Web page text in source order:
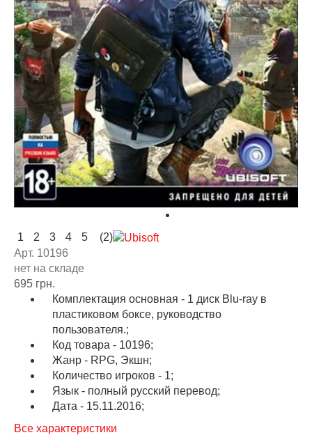
1 2 3 4 5
(2)
Арт. 10196
нет на складе
695 грн.
Комплектация основная - 1 диск Blu-ray в
пластиковом боксе, руководство
пользователя.;
Код товара - 10196;
Жанр - RPG, Экшн;
Количество игроков - 1;
Язык - полный русский перевод;
Дата - 15.11.2016;
Все характеристики